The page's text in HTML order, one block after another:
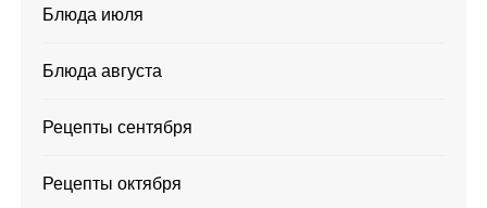
Блюда июля
Блюда августа
Рецепты сентября
Рецепты октября